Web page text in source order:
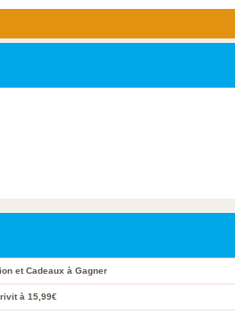
et Cadeaux à Gagner
à 15,99€